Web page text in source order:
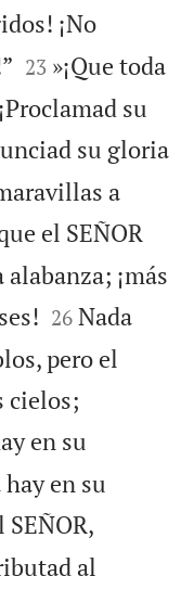
¡No


23 »¡Que toda
su
su gloria
a
el SEÑOR
¡más


26 Nada
pero el
cielos;
en su
en su
al